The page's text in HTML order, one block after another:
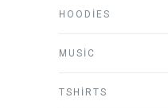
HOODIES
MUSIC
TSHIRTS